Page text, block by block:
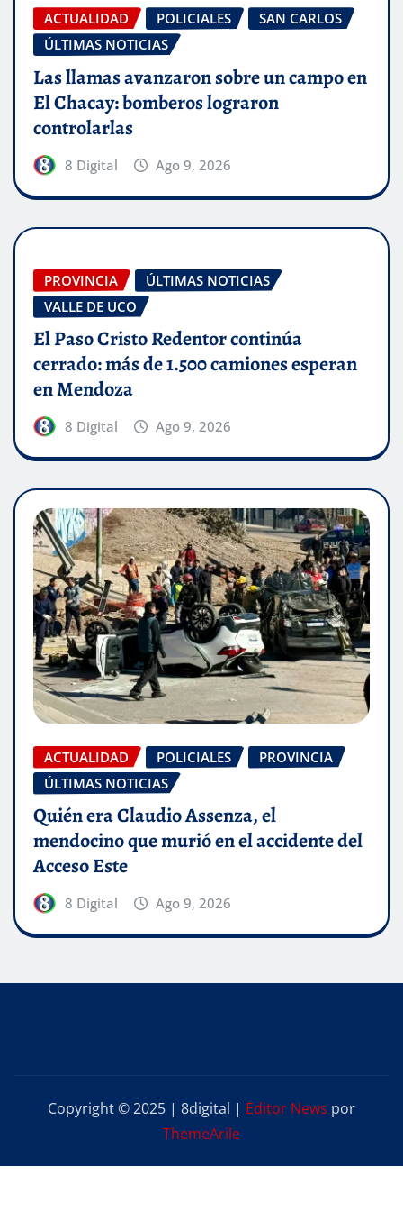
ACTUALIDAD POLICIALES
SAN CARLOS
ÚLTIMAS NOTICIAS
Las llamas avanzaron sobre un campo en
El Chacay: bomberos lograron
controlarlas
8 Digital Ago 9, 2026
PROVINCIA
ÚLTIMAS NOTICIAS
VALLE DE UCO
El Paso Cristo Redentor continúa
cerrado: más de 1.500 camiones esperan
en Mendoza
8 Digital Ago 9, 2026
ACTUALIDAD POLICIALES
PROVINCIA
ÚLTIMAS NOTICIAS
Quién era Claudio Assenza, el
mendocino que murió en el accidente del
Acceso Este
8 Digital Ago 9, 2026
Copyright © 2025 | 8digital | Editor News por
ThemeArile